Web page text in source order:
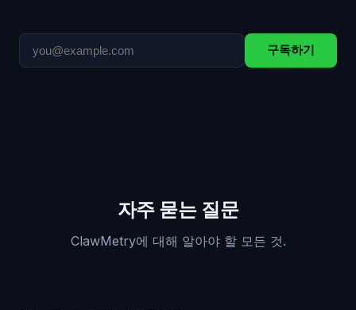
구독하기
자주 묻는 질문
ClawMetry에 대해 알아야 할 모든 것.